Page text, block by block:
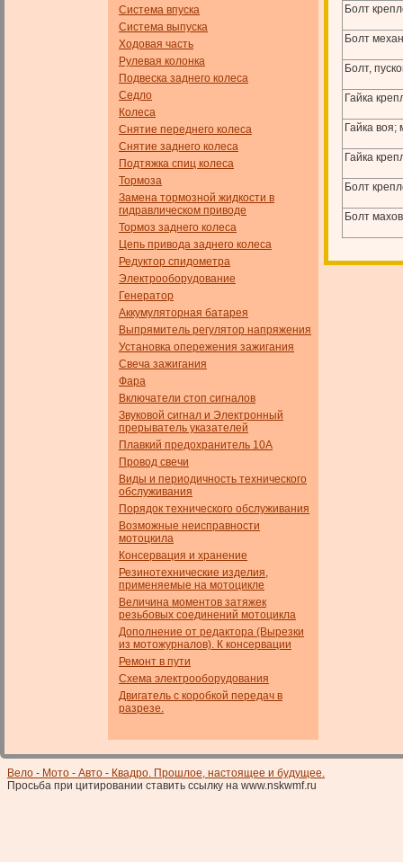
Система впуска
Система выпуска
Ходовая часть
Рулевая колонка
Подвеска заднего колеса
Седло
Колеса
Снятие переднего колеса
Снятие заднего колеса
Подтяжка спиц колеса
Тормоза
Замена тормозной жидкости в
гидравлическом приводе
Тормоз заднего колеса
Цепь привода заднего колеса
Редуктор спидометра
Электрооборудование
Генератор
Аккумуляторная батарея
Выпрямитель регулятор напряжения
Установка опережения зажигания
Свеча зажигания
Фара
Включатели стоп сигналов
Звуковой сигнал и Электронный
прерыватель указателей
Плавкий предохранитель 10А
Провод свечи
Виды и периодичность технического
обслуживания
Порядок технического обслуживания
Возможные неисправности
мотоцкила
Консервация и хранение
Резинотехнические изделия,
применяемые на мотоцикле
Величина моментов затяжек
резьбовых соединений мотоцикла
Дополнение от редактора (Вырезки
из мотожурналов). К консервации
Ремонт в пути
Схема электрооборудования
Двигатель с коробкой передач в
разрезе.
Болт
Болт
Болт,
Гайка
Гайка воя;
Гайка
Болт
Болт
Вело - Мото - Авто - Квадро. Прошлое, настоящее и будущее.
Просьба при цитировании ставить ссылку на www.nskwmf.ru